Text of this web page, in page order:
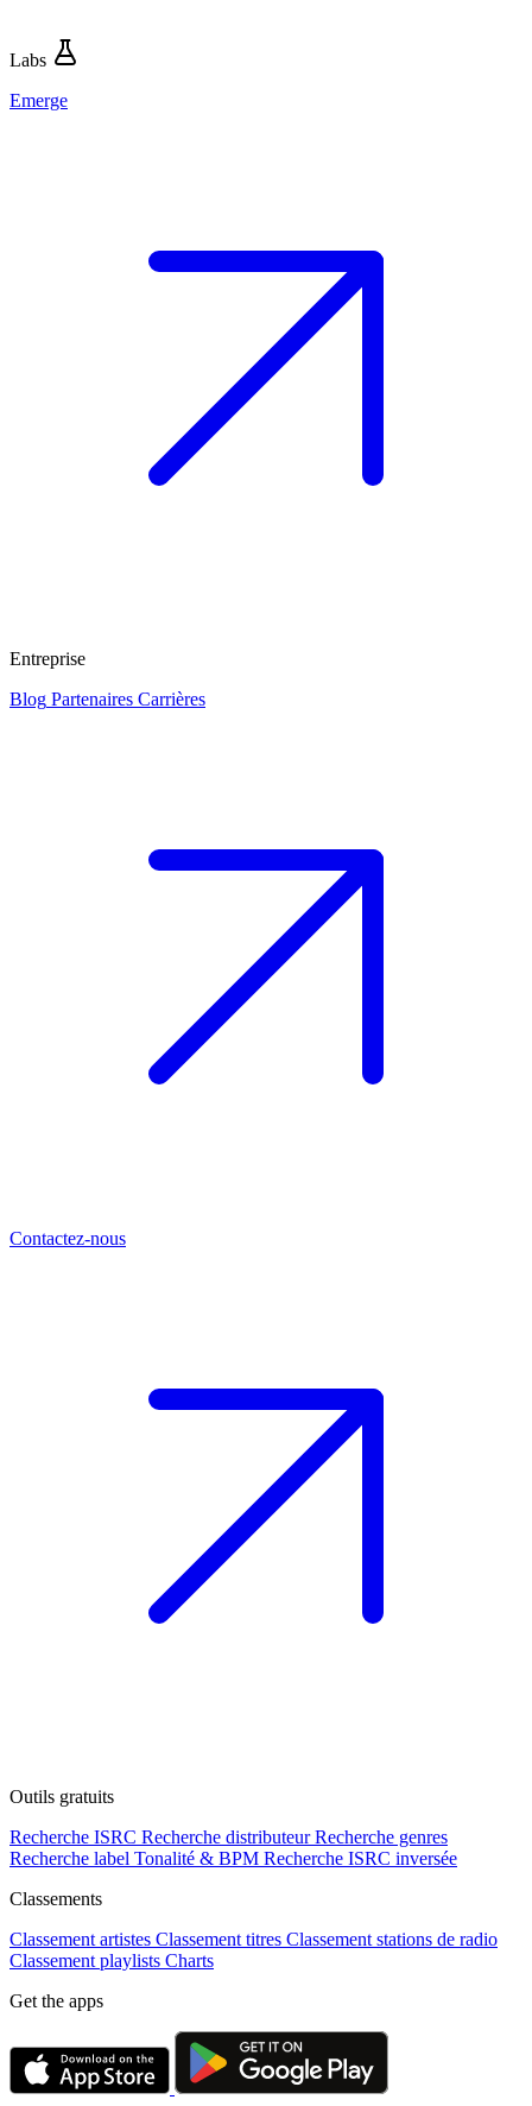
Labs
Emerge
Entreprise
Blog Partenaires Carrières
Contactez-nous
Outils gratuits
Recherche ISRC Recherche distributeur Recherche genres
Recherche label Tonalité & BPM Recherche ISRC inversée
Classements
Classement artistes Classement titres Classement stations de radio
Classement playlists Charts
Get the apps